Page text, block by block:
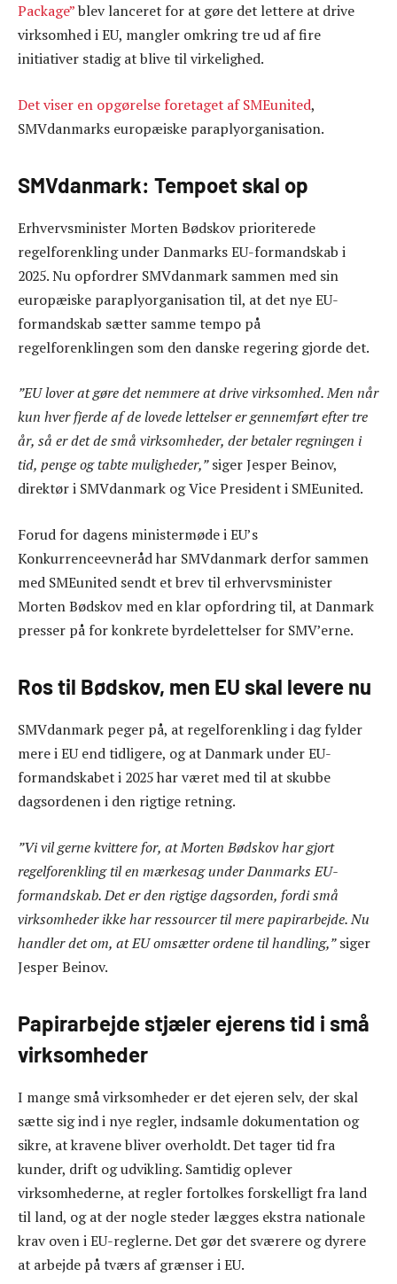
Package”blev lanceret for at gøre det lettere at drive
virksomhed i EU, mangler omkring tre ud af fire
initiativer stadig at blive til virkelighed.
Det viser en opgørelse foretaget af SMEunited,
SMVdanmarks europæiske paraplyorganisation.
SMVdanmark: Tempoet skal op
Erhvervsminister Morten Bødskov prioriterede
regelforenkling under Danmarks EU-formandskab i
2025. Nu opfordrer SMVdanmark sammen med sin
europæiske paraplyorganisation til, at det nye EU-
formandskab sætter samme tempo på
regelforenklingen som den danske regering gjorde det.
”EU lover at gøre det nemmere at drive virksomhed. Men når
kun hver fjerde af de lovede lettelser er gennemført efter tre
år, så er det de små virksomheder, der betaler regningen i
tid, penge og tabte muligheder,”siger Jesper Beinov,
direktør i SMVdanmark og Vice President i SMEunited.
Forud for dagens ministermøde i EU’s
Konkurrenceevneråd har SMVdanmark derfor sammen
med SMEunited sendt et brev til erhvervsminister
Morten Bødskov med en klar opfordring til, at Danmark
presser på for konkrete byrdelettelser for SMV’erne.
Ros til Bødskov, men EU skal levere nu
SMVdanmark peger på, at regelforenkling i dag fylder
mere i EU end tidligere, og at Danmark under EU-
formandskabet i 2025 har været med til at skubbe
dagsordenen i den rigtige retning.
”Vi vil gerne kvittere for, at Morten Bødskov har gjort
regelforenkling til en mærkesag under Danmarks EU-
formandskab. Det er den rigtige dagsorden, fordi små
virksomheder ikke har ressourcer til mere papirarbejde. Nu
handler det om, at EU omsætter ordene til handling,”siger
Jesper Beinov.
Papirarbejde stjæler ejerens tid i små
virksomheder
I mange små virksomheder er det ejeren selv, der skal
sætte sig ind i nye regler, indsamle dokumentation og
sikre, at kravene bliver overholdt. Det tager tid fra
kunder, drift og udvikling. Samtidig oplever
virksomhederne, at regler fortolkes forskelligt fra land
til land, og at der nogle steder lægges ekstra nationale
krav oven i EU-reglerne. Det gør det sværere og dyrere
at arbejde på tværs af grænser i EU.